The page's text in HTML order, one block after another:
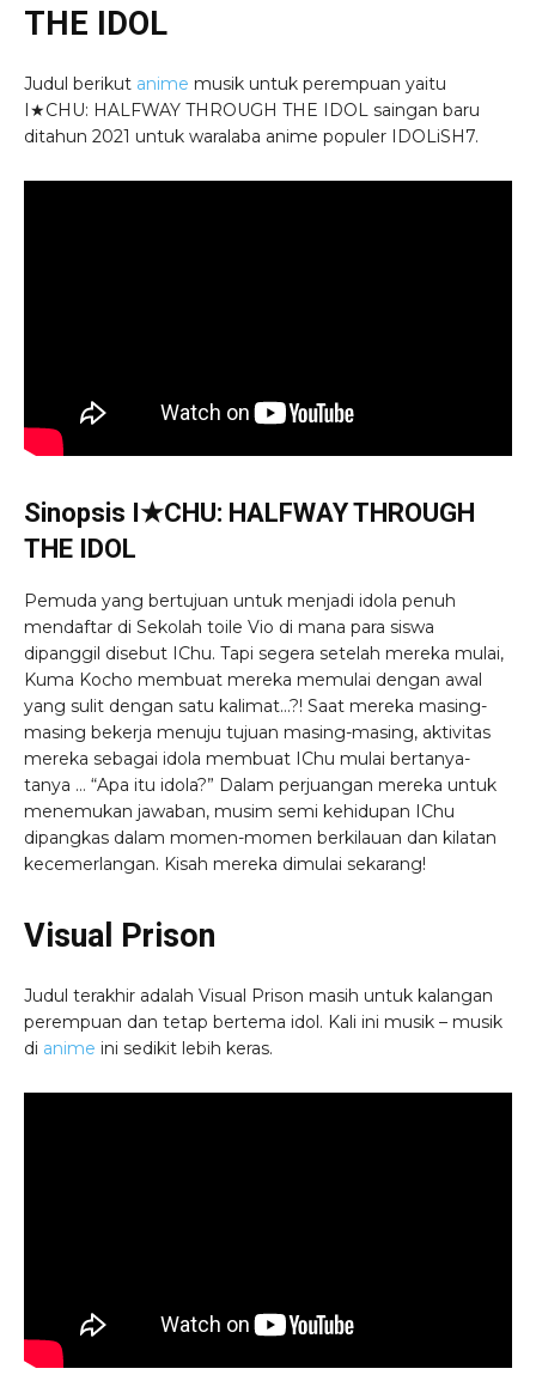
THE IDOL
Judul berikut anime musik untuk perempuan yaitu
I★CHU: HALFWAY THROUGH THE IDOL saingan baru
ditahun 2021 untuk waralaba anime populer IDOLiSH7.
Sinopsis I★CHU: HALFWAY THROUGH
THE IDOL
Pemuda yang bertujuan untuk menjadi idola penuh
mendaftar di Sekolah toile Vio di mana para siswa
dipanggil disebut IChu. Tapi segera setelah mereka mulai,
Kuma Kocho membuat mereka memulai dengan awal
yang sulit dengan satu kalimat…?! Saat mereka masing-
masing bekerja menuju tujuan masing-masing, aktivitas
mereka sebagai idola membuat IChu mulai bertanya-
tanya … “Apa itu idola?” Dalam perjuangan mereka untuk
menemukan jawaban, musim semi kehidupan IChu
dipangkas dalam momen-momen berkilauan dan kilatan
kecemerlangan. Kisah mereka dimulai sekarang!
Visual Prison
Judul terakhir adalah Visual Prison masih untuk kalangan
perempuan dan tetap bertema idol. Kali ini musik – musik
di anime ini sedikit lebih keras.